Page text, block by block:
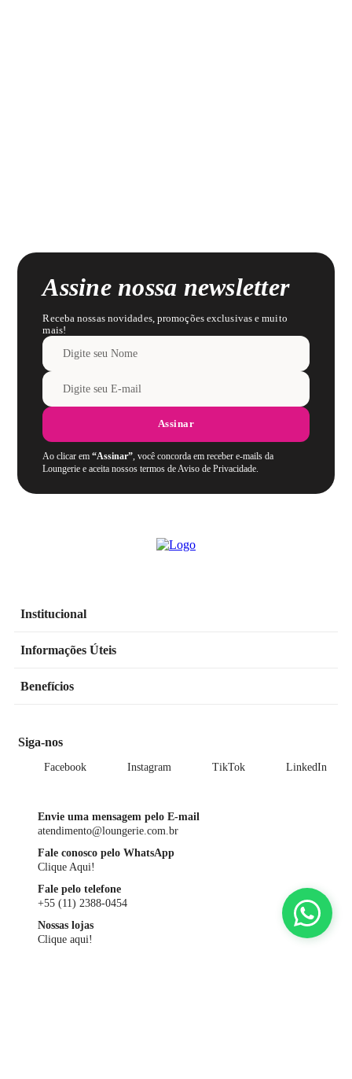
Assine nossa newsletter
Receba nossas novidades, promoções exclusivas e muito
mais!
Assinar
Ao clicar em“Assinar”, você concorda em receber e-mails da
Loungerie e aceita nossos termos de Aviso de Privacidade.
Institucional
Informações Úteis
Benefícios
Siga-nos
Facebook Instagram TikTok LinkedIn
Envie uma mensagem pelo E-mail
atendimento@loungerie.com.br
Fale conosco pelo WhatsApp
Clique Aqui!
Fale pelo telefone
+55 (11) 2388-0454
Nossas lojas
Clique aqui!